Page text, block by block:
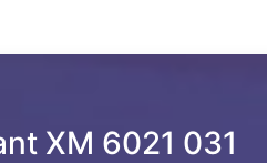
XM 6021 031